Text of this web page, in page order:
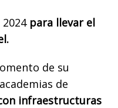
para llevar el
de su
de
infraestructuras